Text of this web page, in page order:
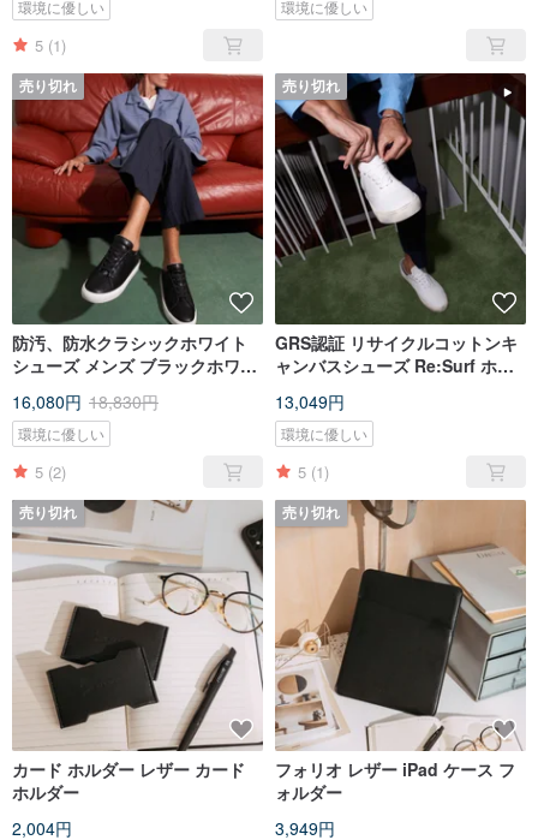
環境に優しい
5 (1)
環境に優しい
売り切れ
防汚、防水クラシックホワイト
シューズ メンズ ブラックホワイ
16,080円 18,830円
環境に優しい
5 (2)
売り切れ
GRS認証 リサイクルコットンキ
ャンバスシューズ Re:Surf ホワ
13,049円
環境に優しい
5 (1)
売り切れ
カード ホルダー レザー カード
ホルダー
2,004円
売り切れ
フォリオ レザー iPad ケース フ
ォルダー
3,949円